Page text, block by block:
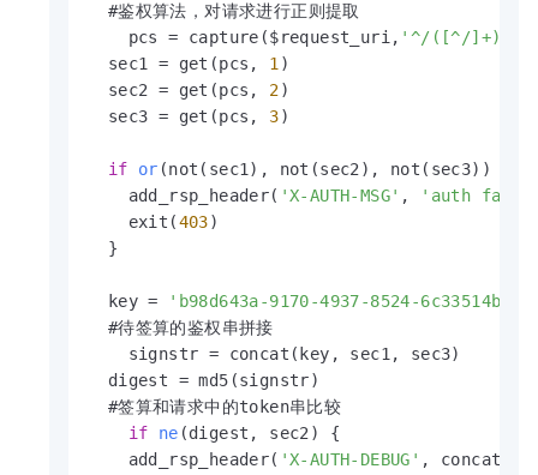
  #鉴权算法，对请求进行正则提取
    pcs = capture($request_uri,
'^/([^/]+)/
  sec1 = get(pcs,
1 )
  sec2 = get(pcs,
2)
  sec3 = get(pcs,
3)
if or (not(sec1) , not(sec2), not(sec3)) {
    add_rsp_header(
'X-AUTH-MSG' ,
'auth
    exit(
403)
  }
  key =
'b98d643a-9170-4937-8524-
  #待签算的鉴权串拼接
    signstr = concat(key, sec1, sec3)
  digest = md5(signstr)
  #签算和请求中的token串比较
if
ne (digest, sec2)
{
    add_rsp_header(
'X-AUTH-DEBUG' , concat(